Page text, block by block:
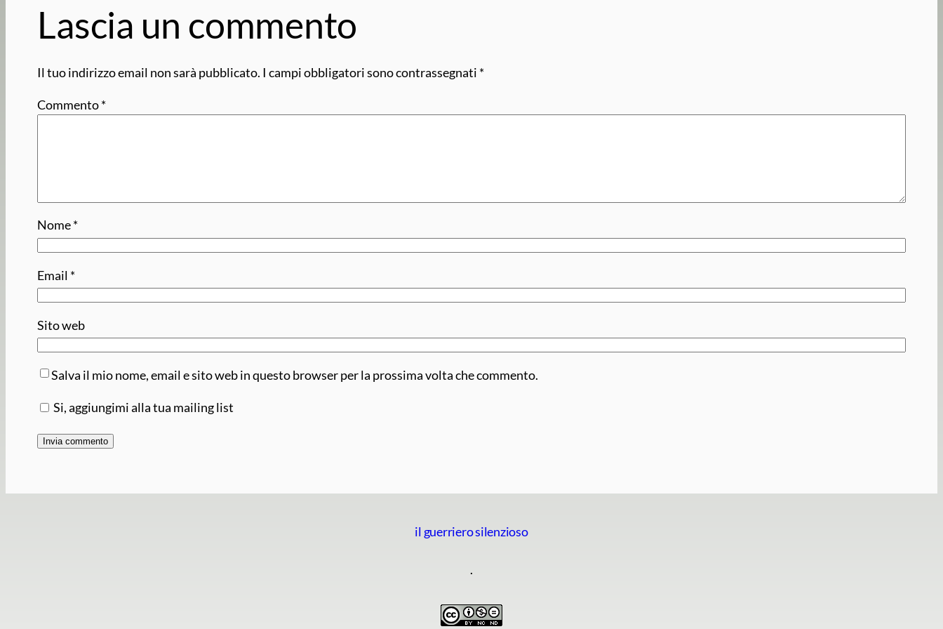
Lascia un commento
Il tuo indirizzo email non sarà pubblicato. I campi obbligatori sono contrassegnati *
Commento*
Nome*
Email *
Sito web
Salva il mio nome, email e sito web in questo browser per la prossima volta che commento.
Si, aggiungimi alla tua mailing list
il guerriero silenzioso
.